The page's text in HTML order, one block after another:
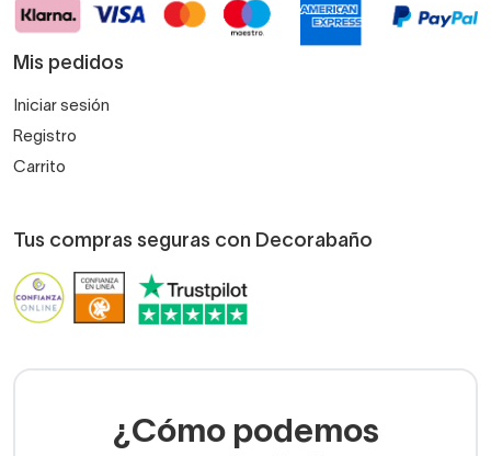
Mis pedidos
Iniciar sesión
Registro
Carrito
Tus compras seguras con Decorabaño
¿Cómo podemos